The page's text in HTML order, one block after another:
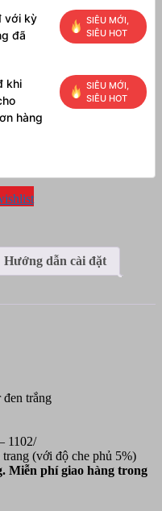
với kỳ
đã
SIÊU MỚI,
SIÊU HOT
khi
hàng
SIÊU MỚI,
SIÊU HOT
Hướng dẫn cài đặt
trắng
1102/
(với độ che phủ 5%)
Miễn phí giao hàng trong